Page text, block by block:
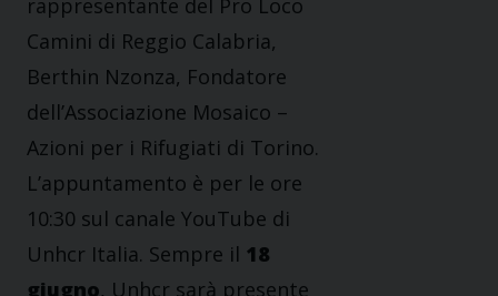
rappresentante del Pro Loco
Camini di Reggio Calabria,
Berthin Nzonza, Fondatore
dell’Associazione Mosaico –
Azioni per i Rifugiati di Torino.
L’appuntamento è per le ore
10:30 sul canale YouTube di
Unhcr Italia. Sempre il 18
giugno, Unhcr sarà presente